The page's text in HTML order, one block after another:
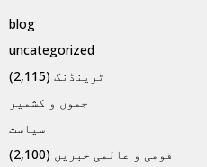
blog
uncategorized
ٹرینڈنگ (2,115)
جموں و کشمیر
سیاست
قومی و عالمی خبریں (2,100)